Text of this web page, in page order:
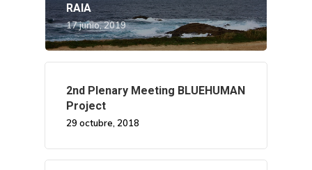
RAIA
17 junio, 2019
2nd Plenary Meeting BLUEHUMAN
Project
29 octubre, 2018